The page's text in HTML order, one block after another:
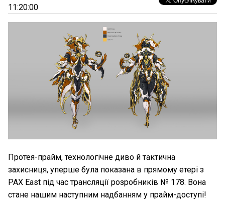
11:20:00
Протея-прайм, технологічне диво й тактична
захисниця, уперше була показана в прямому етері з
PAX East під час трансляції розробників № 178. Вона
стане нашим наступним надбанням у прайм-доступі!